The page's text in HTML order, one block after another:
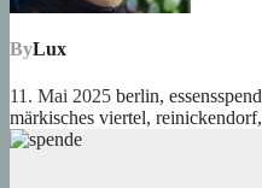
ByLux
11. Mai 2025 berlin,
märkisches viertel, reinickendorf,